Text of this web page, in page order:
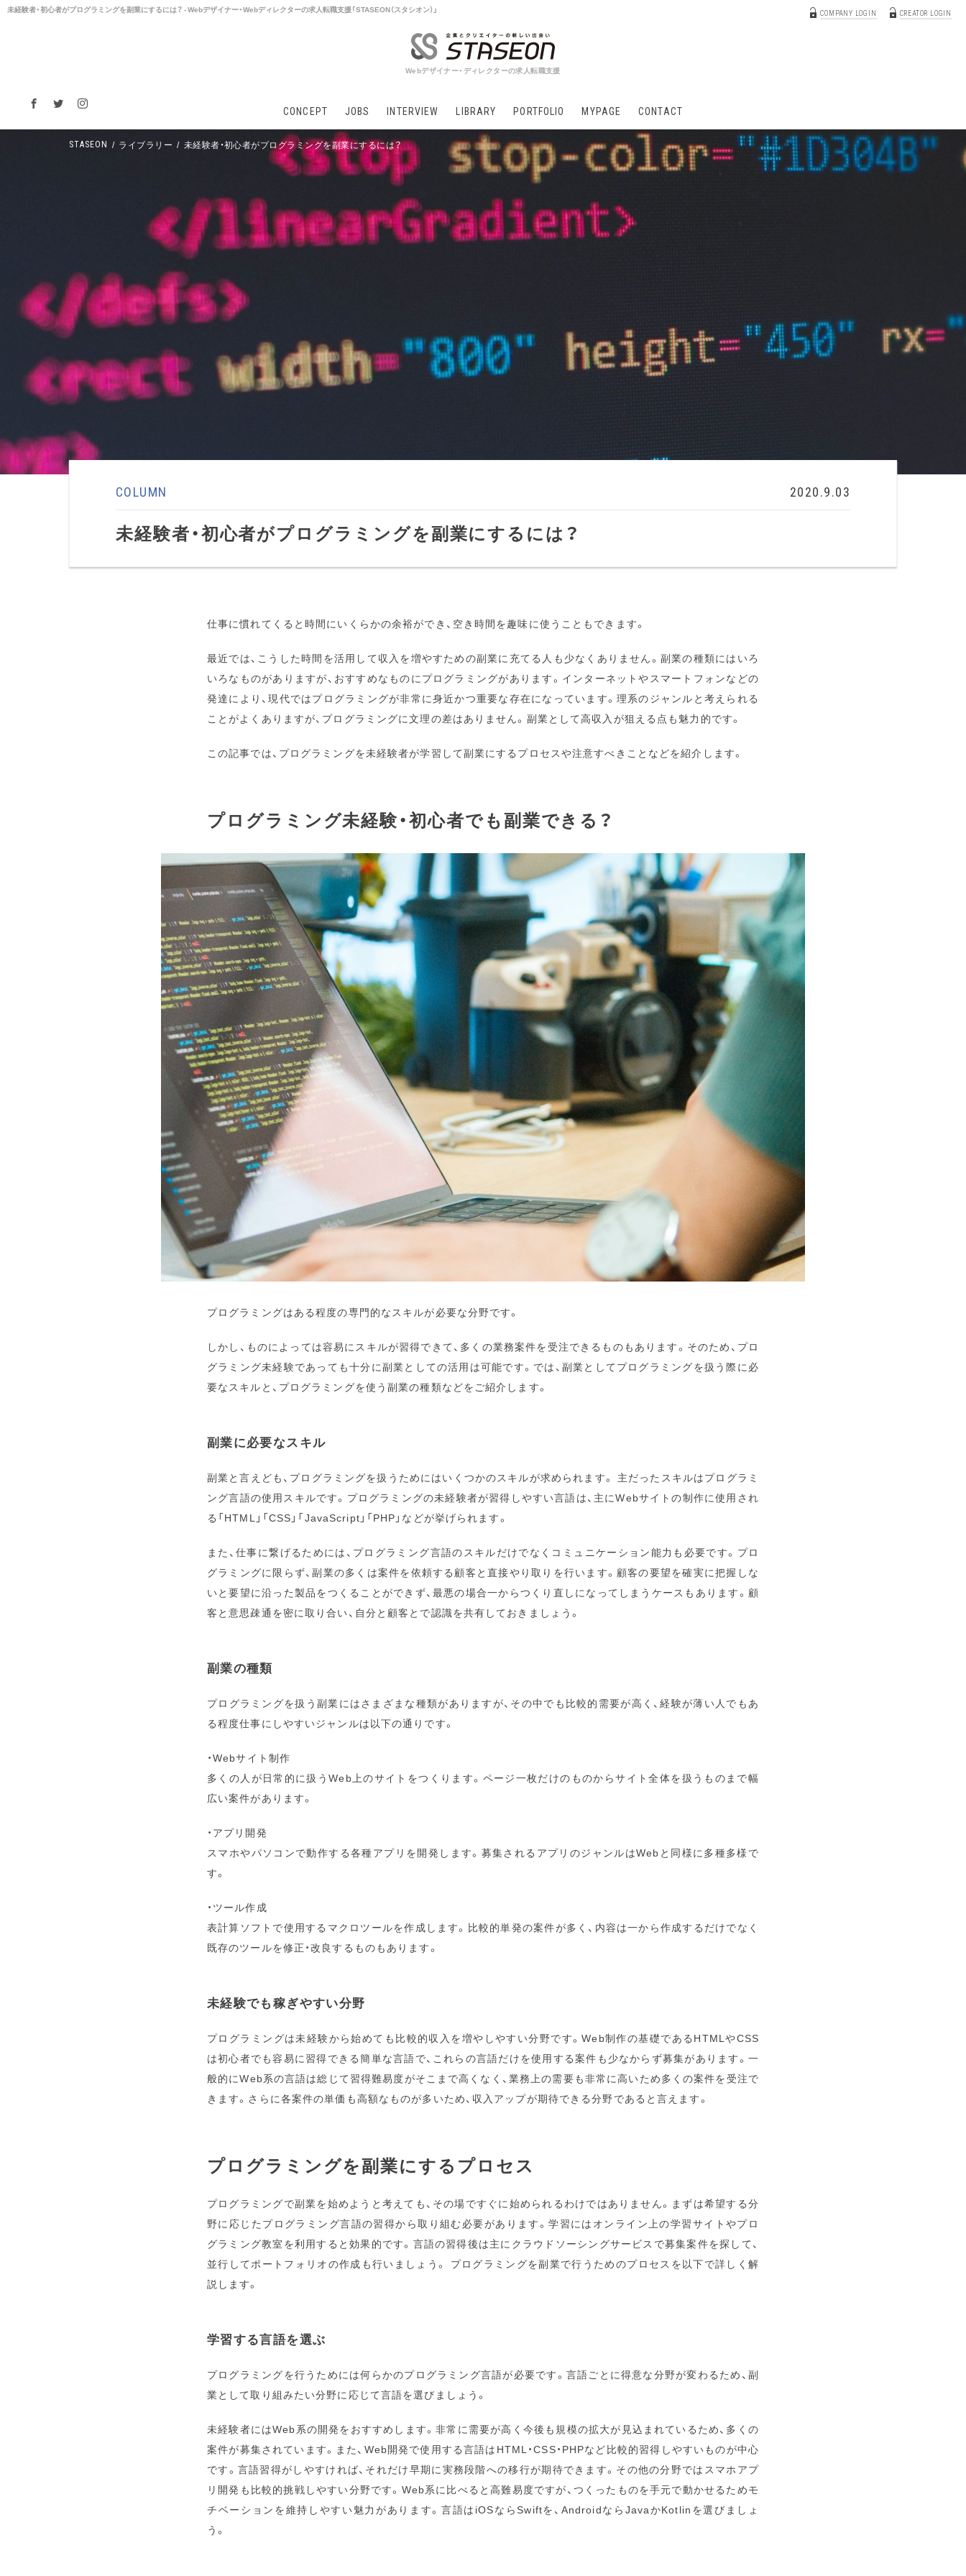
未経験者・初心者がプログラミングを副業にするには？ - Webデザイナー・Webディレクターの求人転職支援「STASEON（スタシオン）」
Webデザイナー・ディレクターの求人転職支援
CONCEPT JOBS INTERVIEW LIBRARY PORTFOLIO MYPAGE CONTACT
COMPANY LOGIN CREATOR LOGIN
STASEON ライブラリー 未経験者・初心者がプログラミングを副業にするには？
COLUMN 2020.9.03
未経験者・初心者がプログラミングを副業にするには？
仕事に慣れてくると時間にいくらかの余裕ができ、空き時間を趣味に使うこともできます。
最近では、こうした時間を活用して収入を増やすための副業に充てる人も少なくありません。副業の種類にはいろ
いろなものがありますが、おすすめなものにプログラミングがあります。インターネットやスマートフォンなどの
発達により、現代ではプログラミングが非常に身近かつ重要な存在になっています。理系のジャンルと考えられる
ことがよくありますが、プログラミングに文理の差はありません。副業として高収入が狙える点も魅力的です。
この記事では、プログラミングを未経験者が学習して副業にするプロセスや注意すべきことなどを紹介します。
プログラミング未経験・初心者でも副業できる？
プログラミングはある程度の専門的なスキルが必要な分野です。
しかし、ものによっては容易にスキルが習得できて、多くの業務案件を受注できるものもあります。そのため、プロ
グラミング未経験であっても十分に副業としての活用は可能です。では、副業としてプログラミングを扱う際に必
要なスキルと、プログラミングを使う副業の種類などをご紹介します。
副業に必要なスキル
副業と言えども、プログラミングを扱うためにはいくつかのスキルが求められます。 主だったスキルはプログラミ
ング言語の使用スキルです。プログラミングの未経験者が習得しやすい言語は、主にWebサイトの制作に使用され
る「HTML」「CSS」「JavaScript」「PHP」などが挙げられます。
また、仕事に繋げるためには、プログラミング言語のスキルだけでなくコミュニケーション能力も必要です。プロ
グラミングに限らず、副業の多くは案件を依頼する顧客と直接やり取りを行います。顧客の要望を確実に把握しな
いと要望に沿った製品をつくることができず、最悪の場合一からつくり直しになってしまうケースもあります。顧
客と意思疎通を密に取り合い、自分と顧客とで認識を共有しておきましょう。
副業の種類
プログラミングを扱う副業にはさまざまな種類がありますが、その中でも比較的需要が高く、経験が薄い人でもあ
る程度仕事にしやすいジャンルは以下の通りです。
・Webサイト制作
多くの人が日常的に扱うWeb上のサイトをつくります。ページ一枚だけのものからサイト全体を扱うものまで幅
広い案件があります。
・アプリ開発
スマホやパソコンで動作する各種アプリを開発します。募集されるアプリのジャンルはWebと同様に多種多様で
す。
・ツール作成
表計算ソフトで使用するマクロツールを作成します。比較的単発の案件が多く、内容は一から作成するだけでなく
既存のツールを修正・改良するものもあります。
未経験でも稼ぎやすい分野
プログラミングは未経験から始めても比較的収入を増やしやすい分野です。Web制作の基礎であるHTMLやCSS
は初心者でも容易に習得できる簡単な言語で、これらの言語だけを使用する案件も少なからず募集があります。一
般的にWeb系の言語は総じて習得難易度がそこまで高くなく、業務上の需要も非常に高いため多くの案件を受注で
きます。さらに各案件の単価も高額なものが多いため、収入アップが期待できる分野であると言えます。
プログラミングを副業にするプロセス
プログラミングで副業を始めようと考えても、その場ですぐに始められるわけではありません。まずは希望する分
野に応じたプログラミング言語の習得から取り組む必要があります。学習にはオンライン上の学習サイトやプロ
グラミング教室を利用すると効果的です。言語の習得後は主にクラウドソーシングサービスで募集案件を探して、
並行してポートフォリオの作成も行いましょう。 プログラミングを副業で行うためのプロセスを以下で詳しく解
説します。
学習する言語を選ぶ
プログラミングを行うためには何らかのプログラミング言語が必要です。言語ごとに得意な分野が変わるため、副
業として取り組みたい分野に応じて言語を選びましょう。
未経験者にはWeb系の開発をおすすめします。非常に需要が高く今後も規模の拡大が見込まれているため、多くの
案件が募集されています。また、Web開発で使用する言語はHTML・CSS・PHPなど比較的習得しやすいものが中心
です。言語習得がしやすければ、それだけ早期に実務段階への移行が期待できます。その他の分野ではスマホアプ
リ開発も比較的挑戦しやすい分野です。Web系に比べると高難易度ですが、つくったものを手元で動かせるためモ
チベーションを維持しやすい魅力があります。言語はiOSならSwiftを、AndroidならJavaかKotlinを選びましょ
う。